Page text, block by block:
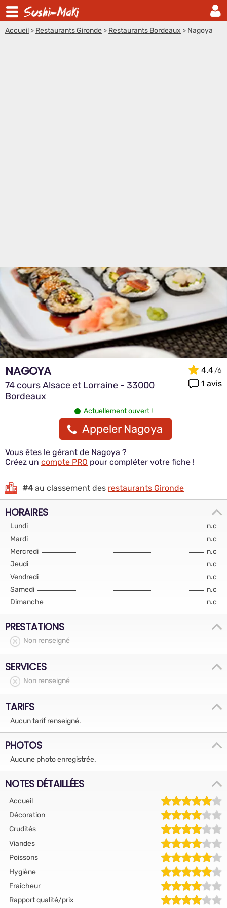
Accueil > Restaurants Gironde > Restaurants Bordeaux > Nagoya
NAGOYA
74 cours Alsace et Lorraine - 33000
Bordeaux
4.4
1 avis
Actuellement ouvert !
Appeler Nagoya
Vous êtes le gérant de Nagoya ?
Créez un compte PRO pour compléter votre fiche !
#4 au classement des restaurants Gironde
HORAIRES
Lundi
n.c
Mardi
n.c
Mercredi
n.c
Jeudi
n.c
Vendredi
n.c
Samedi
n.c
Dimanche
n.c
PRESTATIONS
Non renseigné
SERVICES
Non renseigné
TARIFS
Aucun tarif renseigné.
PHOTOS
Aucune photo enregistrée.
NOTES DÉTAILLÉES
Accueil
Décoration
Crudités
Viandes
Poissons
Hygiène
Fraîcheur
Rapport qualité/prix